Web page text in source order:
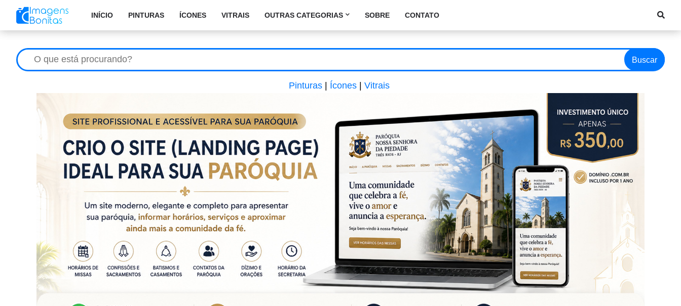
INÍCIO PINTURAS ÍCONES VITRAIS OUTRAS CATEGORIAS SOBRE CONTATO
Buscar
Pinturas Ícones Vitrais